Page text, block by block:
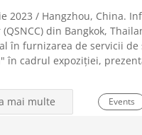
Service Software
Conferencing WizSense
2023 / Hangzhou, China.
(QSNCC) din Bangkok,
în furnizarea de servicii
în cadrul expoziției,
mai multe Events